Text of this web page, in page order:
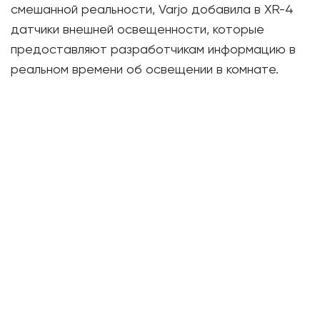
смешанной реальности, Varjo добавила в XR-4
датчики внешней освещенности, которые
предоставляют разработчикам информацию в
реальном времени об освещении в комнате.